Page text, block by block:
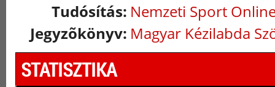
Tudósítás: Nemzeti Sport
Jegyzõkönyv: Magyar Kézilabda
STATISZTIKA